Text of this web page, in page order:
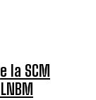
la SCM